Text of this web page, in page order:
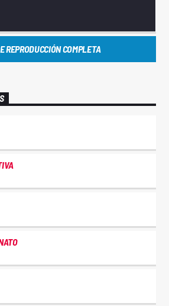
REPRODUCCIÓN COMPLETA